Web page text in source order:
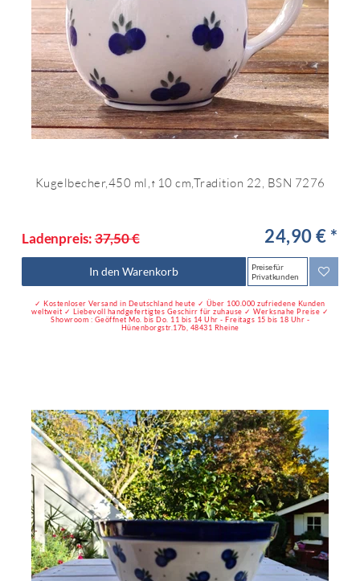
Kugelbecher,450 ml,↑10 cm,Tradition 22, BSN 7276
Ladenpreis:37,50 € 24,90 € *
In den Warenkorb
Preise für
Privatkunden
✓ Kostenloser Versand in Deutschland heute ✓ Über 100.000 zufriedene Kunden
weltweit ✓ Liebevoll handgefertigtes Geschirr für zuhause ✓ Werksnahe Preise ✓
Showroom : Geöffnet Mo. bis Do. 11 bis 14 Uhr - Freitags 15 bis 18 Uhr -
Hünenborgstr.17b, 48431 Rheine